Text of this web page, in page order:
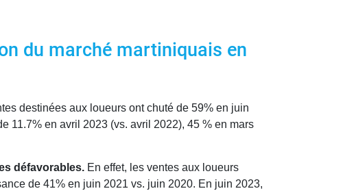
du marché martiniquais en
destinées aux loueurs ont chuté de 59% en juin
11.7% en avril 2023 (vs. avril 2022), 45 % en mars
défavorables. En effet, les ventes aux loueurs
de 41% en juin 2021 vs. juin 2020. En juin 2023,